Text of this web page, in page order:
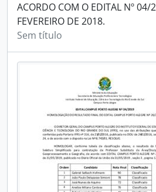
ACORDO COM O EDITAL Nº 04/
FEVEREIRO DE 2018.
Sem título